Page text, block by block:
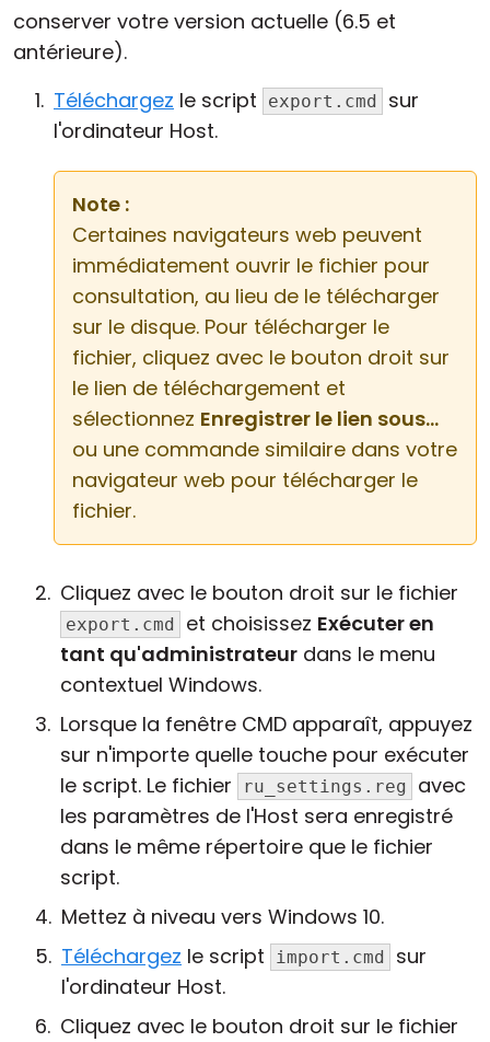
conserver votre version actuelle (6.5 et
antérieure).
Téléchargez le script export.cmd
sur
l'ordinateur Host.
Note :
Certaines navigateurs web peuvent
immédiatement ouvrir le fichier pour
consultation, au lieu de le télécharger
sur le disque. Pour télécharger le
fichier, cliquez avec le bouton droit sur
le lien de téléchargement et
sélectionnez Enregistrer le lien sous...
ou une commande similaire dans votre
navigateur web pour télécharger le
fichier.
Cliquez avec le bouton droit sur le fichier
export.cmd et choisissez Exécuter en
tant qu'administrateur dans le menu
contextuel Windows.
Lorsque la fenêtre CMD apparaît, appuyez
sur n'importe quelle touche pour exécuter
le script. Le fichier
ru_settings.reg
avec
les paramètres de l'Host sera enregistré
dans le même répertoire que le fichier
script.
Mettez à niveau vers Windows 10.
Téléchargez le script import.cmd
sur
l'ordinateur Host.
Cliquez avec le bouton droit sur le fichier